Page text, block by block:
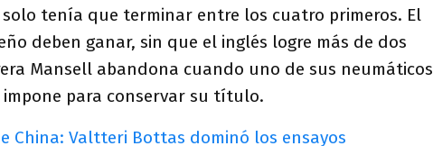
tenía que terminar entre los cuatro primeros. El
deben ganar, sin que el inglés logre más de dos
Mansell abandona cuando uno de sus neumáticos
impone para conservar su título.
China: Valtteri Bottas dominó los ensayos